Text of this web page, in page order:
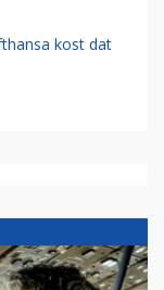
kost dat